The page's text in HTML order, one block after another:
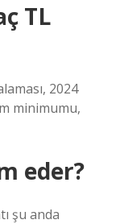
TL
2024
minimumu,
eder?
şu anda